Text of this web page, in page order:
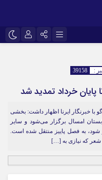
ایتا
:
39158
پایان خرداد تمدید شد
با خبرنگار ایرنا اظهار داشت: بخشی
امسال برگزار می‌شود و سایر
به فصل پاییز منتقل شده است.
شعر که نیازی به […]